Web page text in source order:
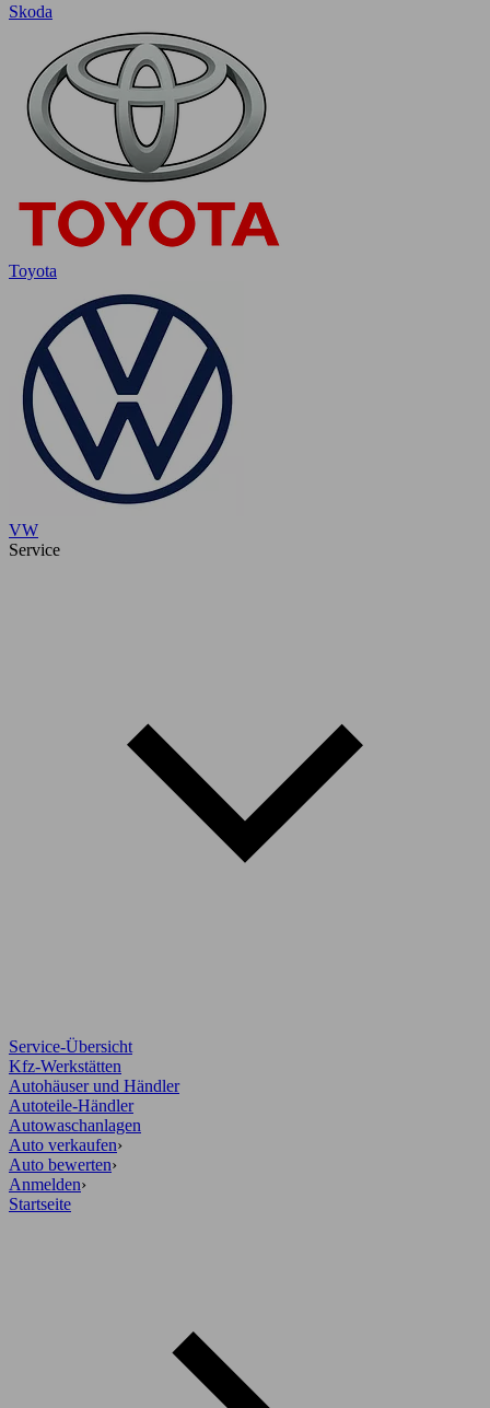
Skoda
Toyota
VW
Service
Service-Übersicht
Kfz-Werkstätten
Autohäuser und Händler
Autoteile-Händler
Autowaschanlagen
Auto verkaufen›
Auto bewerten›
Anmelden›
Startseite